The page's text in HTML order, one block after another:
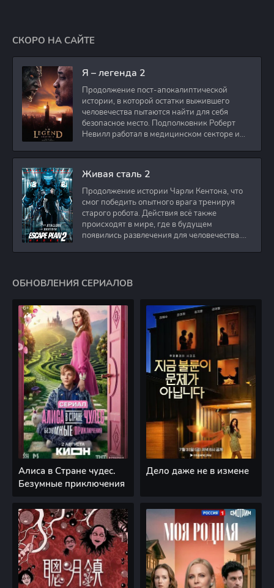
СКОРО НА САЙТЕ
Я – легенда 2
Продолжение пост-апокалиптической
истории, в которой остатки выжившего
человечества пытаются найти для себя
безопасное место. Подполковник Роберт
Невилл работал в медицинском секторе и
Живая сталь 2
Продолжение истории Чарли Кентона, что
смог победить опытного врага тренируя
старого робота. Действия всё также
происходят в мире, где в будущем
появились развлечения для человечества.
ОБНОВЛЕНИЯ СЕРИАЛОВ
Алиса в Стране чудес.
Безумные приключения
Дело даже не в измене